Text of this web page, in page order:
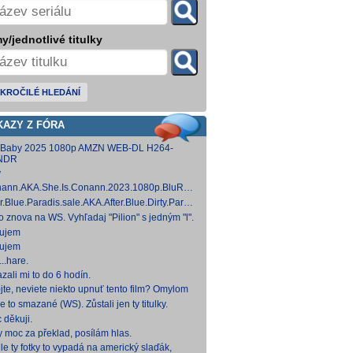
jednotlivé titulky
HLEDÁNÍ
Z FÓRA
2025 1080p AMZN WEB-DL H264-
[14,53 GB]
[15,19 GB]
znova na WS. Vyhľadaj "Pilion" s jedným "l".
mi to do 6 hodín.
neviete niekto upnuť tento film? Omylom
ho vymazal a neviem ho nikde nájsť. Robil
na
to smazané (WS). Zůstali jen ty titulky.
děkuji.
moc za překlad, posílám hlas.
ty fotky to vypadá na americký slaďák,